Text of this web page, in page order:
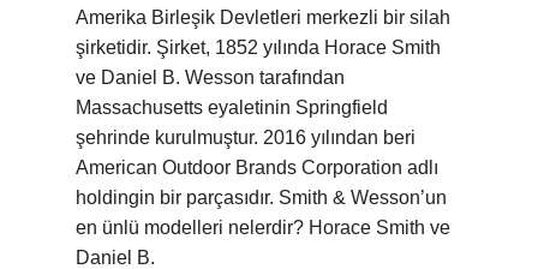
Amerika Birleşik Devletleri merkezli bir silah
şirketidir. Şirket, 1852 yılında Horace Smith
ve Daniel B. Wesson tarafından
Massachusetts eyaletinin Springfield
şehrinde kurulmuştur. 2016 yılından beri
American Outdoor Brands Corporation adlı
holdingin bir parçasıdır. Smith & Wesson’un
en ünlü modelleri nelerdir? Horace Smith ve
Daniel B.